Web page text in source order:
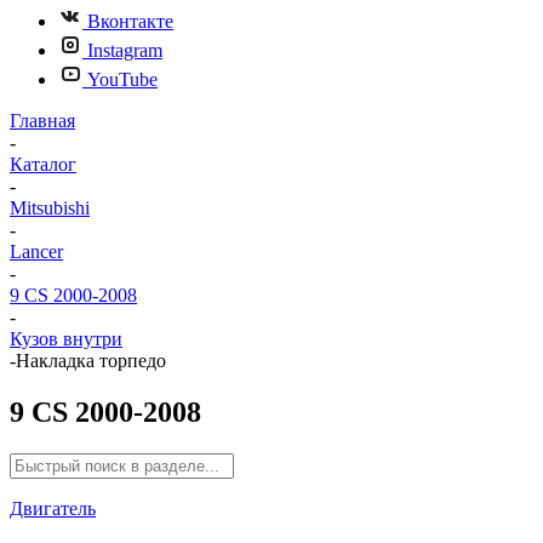
Вконтакте
Instagram
YouTube
Главная
-
Каталог
-
Mitsubishi
-
Lancer
-
9 CS 2000-2008
-
Кузов внутри
-Накладка торпедо
9 CS 2000-2008
Двигатель